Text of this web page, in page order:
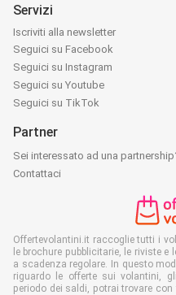
Servizi
Iscriviti alla newsletter
Seguici su Facebook
Seguici su Instagram
Seguici su Youtube
Seguici su TikTok
Partner
Sei interessato ad una
Contattaci
Offertevolantini.it raccoglie tutti i
le brochure pubblicitarie, le riviste
a scadenza regolare. In questo
riguardo le offerte sui volantini,
periodo dei saldi, potrai trovare